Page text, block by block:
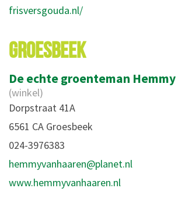
frisversgouda.nl/
GROESBEEK
De echte groenteman
(winkel)
Dorpstraat 41A
6561 CA Groesbeek
024-3976383
hemmyvanhaaren@planet.nl
www.hemmyvanhaaren.nl